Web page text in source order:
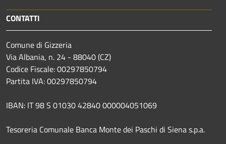
CONTATTI
Comune di Gizzeria
Via Albania, n. 24 - 88040 (CZ)
Codice Fiscale: 00297850794
Partita IVA: 00297850794
IBAN: IT 98 S 01030 42840 000004051069
Tesoreria Comunale Banca Monte dei Paschi di Siena s.p.a.